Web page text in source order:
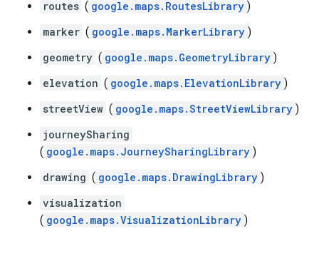
routes ( google.maps.RoutesLibrary )
marker ( google.maps.MarkerLibrary )
geometry ( google.maps.GeometryLibrary )
elevation ( google.maps.ElevationLibrary )
streetView ( google.maps.StreetViewLibrary )
journeySharing
( google.maps.JourneySharingLibrary )
drawing ( google.maps.DrawingLibrary )
visualization
( google.maps.VisualizationLibrary )